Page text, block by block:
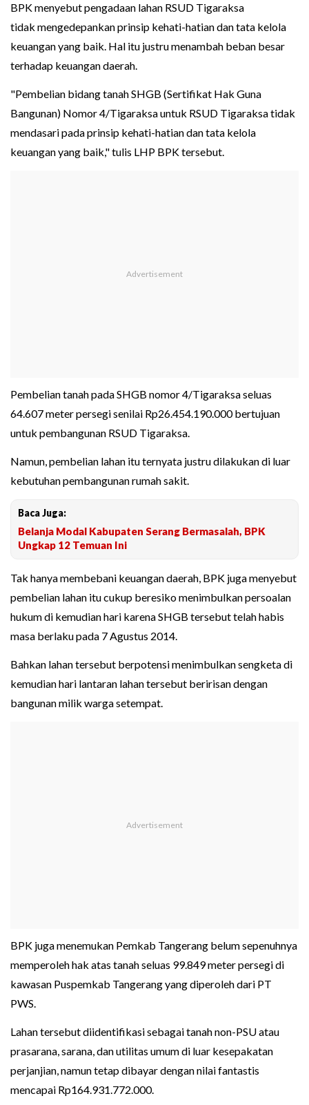
BPK menyebut pengadaan lahan RSUD Tigaraksa
tidak mengedepankan prinsip kehati-hatian dan tata kelola
keuangan yang baik. Hal itu justru menambah beban besar
terhadap keuangan daerah.
"Pembelian bidang tanah SHGB (Sertifikat Hak Guna
Bangunan) Nomor 4/Tigaraksa untuk RSUD Tigaraksa tidak
mendasari pada prinsip kehati-hatian dan tata kelola
keuangan yang baik," tulis LHP BPK tersebut.
Pembelian tanah pada SHGB nomor 4/Tigaraksa seluas
64.607 meter persegi senilai Rp26.454.190.000 bertujuan
untuk pembangunan RSUD Tigaraksa.
Namun, pembelian lahan itu ternyata justru dilakukan di luar
kebutuhan pembangunan rumah sakit.
Baca Juga:
Belanja Modal Kabupaten Serang Bermasalah, BPK
Ungkap 12 Temuan Ini
Tak hanya membebani keuangan daerah, BPK juga menyebut
pembelian lahan itu cukup beresiko menimbulkan persoalan
hukum di kemudian hari karena SHGB tersebut telah habis
masa berlaku pada 7 Agustus 2014.
Bahkan lahan tersebut berpotensi menimbulkan sengketa di
kemudian hari lantaran lahan tersebut beririsan dengan
bangunan milik warga setempat.
BPK juga menemukan Pemkab Tangerang belum sepenuhnya
memperoleh hak atas tanah seluas 99.849 meter persegi di
kawasan Puspemkab Tangerang yang diperoleh dari PT
PWS.
Lahan tersebut diidentifikasi sebagai tanah non-PSU atau
prasarana, sarana, dan utilitas umum di luar kesepakatan
perjanjian, namun tetap dibayar dengan nilai fantastis
mencapai Rp164.931.772.000.